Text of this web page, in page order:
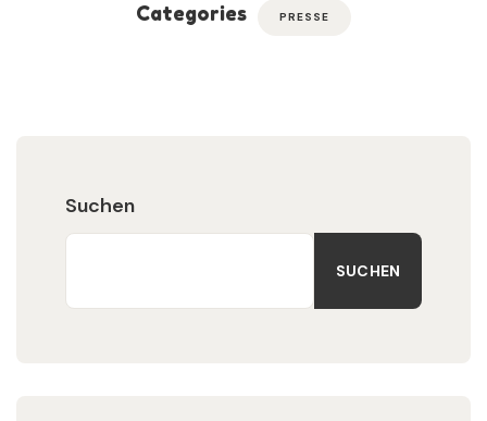
Categories PRESSE
Suchen
SUCHEN